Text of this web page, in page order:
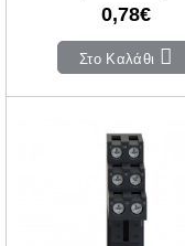
0,78€
Στο Καλάθι